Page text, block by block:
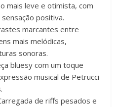
mais leve e otimista, com
positiva.
marcantes entre
mais melódicas,
sonoras.
bluesy com um toque
musical de Petrucci
de riffs pesados e